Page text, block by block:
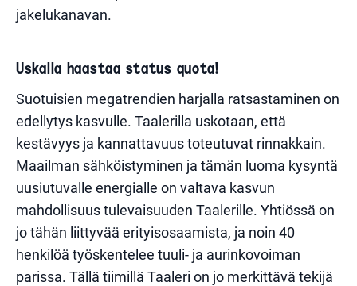
jakelukanavan.
Uskalla haastaa status quota!
Suotuisien megatrendien harjalla ratsastaminen on
edellytys kasvulle. Taalerilla uskotaan, että
kestävyys ja kannattavuus toteutuvat rinnakkain.
Maailman sähköistyminen ja tämän luoma kysyntä
uusiutuvalle energialle on valtava kasvun
mahdollisuus tulevaisuuden Taalerille. Yhtiössä on
jo tähän liittyvää erityisosaamista, ja noin 40
henkilöä työskentelee tuuli- ja aurinkovoiman
parissa. Tällä tiimillä Taaleri on jo merkittävä tekijä